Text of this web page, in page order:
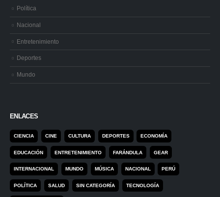
Política
Nacional
Entretenimiento
Deportes
Mundo
ENLACES
CIENCIA CINE CULTURA DEPORTES ECONOMÍA
EDUCACIÓN ENTRETENIMIENTO FARÁNDULA GEAR
INTERNACIONAL MUNDO MÚSICA NACIONAL PERÚ
POLÍTICA SALUD SIN CATEGORÍA TECNOLOGÍA